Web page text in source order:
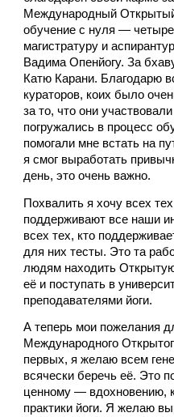
Международный Открытый
обучение с нуля —
магистратуру и
Вадима Опенйогу. За
Катю Карани. Благодарю
кураторов, коих было
за то, что они
погружались в процесс
помогали мне встать на
я смог выработать
день, это очень важно.
Похвалить я хочу всех
поддерживают все наши
всех тех, кто
для них тесты. Это та
людям находить
её и поступать в
преподавателями йоги.
А теперь мои пожелания
Международного
первых, я желаю всем
всячески беречь её. Это
ценному — вдохновению,
практики йоги. Я желаю